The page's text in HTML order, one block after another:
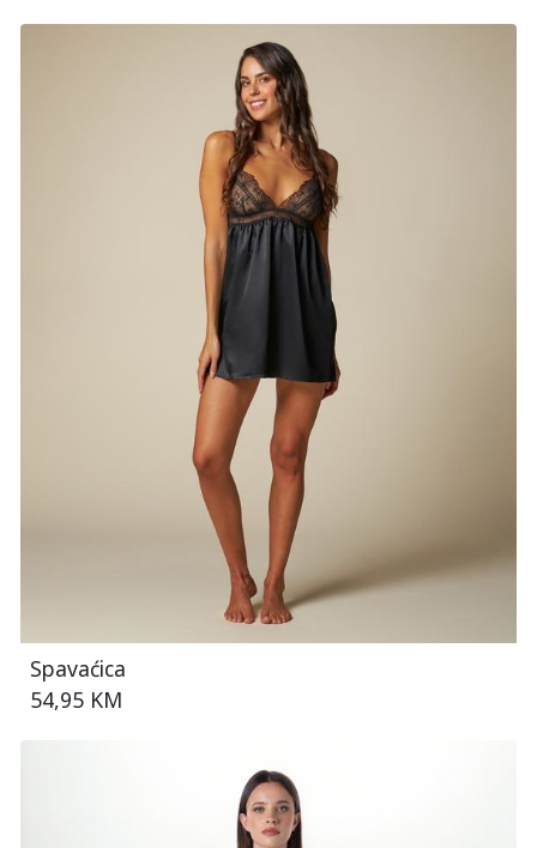
Spavaćica
54,95 KM